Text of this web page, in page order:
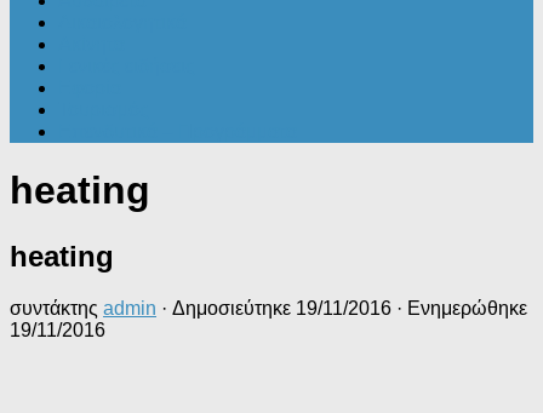
heating
heating
συντάκτης admin · Δημοσιεύτηκε 19/11/2016 · Ενημερώθηκε
19/11/2016